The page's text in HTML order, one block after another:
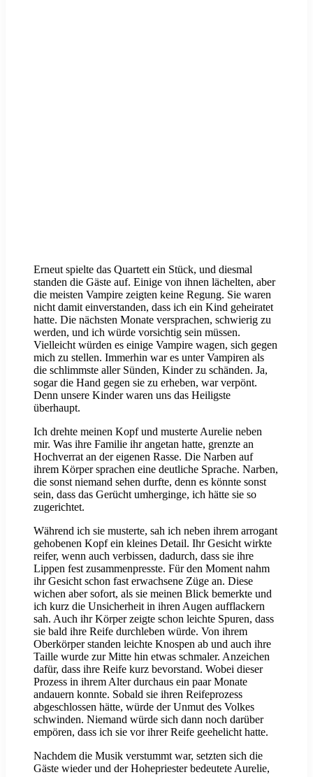
Erneut spielte das Quartett ein Stück, und diesmal
standen die Gäste auf. Einige von ihnen lächelten, aber
die meisten Vampire zeigten keine Regung. Sie waren
nicht damit einverstanden, dass ich ein Kind geheiratet
hatte. Die nächsten Monate versprachen, schwierig zu
werden, und ich würde vorsichtig sein müssen.
Vielleicht würden es einige Vampire wagen, sich gegen
mich zu stellen. Immerhin war es unter Vampiren als
die schlimmste aller Sünden, Kinder zu schänden. Ja,
sogar die Hand gegen sie zu erheben, war verpönt.
Denn unsere Kinder waren uns das Heiligste
überhaupt.
Ich drehte meinen Kopf und musterte Aurelie neben
mir. Was ihre Familie ihr angetan hatte, grenzte an
Hochverrat an der eigenen Rasse. Die Narben auf
ihrem Körper sprachen eine deutliche Sprache. Narben,
die sonst niemand sehen durfte, denn es könnte sonst
sein, dass das Gerücht umherginge, ich hätte sie so
zugerichtet.
Während ich sie musterte, sah ich neben ihrem arrogant
gehobenen Kopf ein kleines Detail. Ihr Gesicht wirkte
reifer, wenn auch verbissen, dadurch, dass sie ihre
Lippen fest zusammenpresste. Für den Moment nahm
ihr Gesicht schon fast erwachsene Züge an. Diese
wichen aber sofort, als sie meinen Blick bemerkte und
ich kurz die Unsicherheit in ihren Augen aufflackern
sah. Auch ihr Körper zeigte schon leichte Spuren, dass
sie bald ihre Reife durchleben würde. Von ihrem
Oberkörper standen leichte Knospen ab und auch ihre
Taille wurde zur Mitte hin etwas schmaler. Anzeichen
dafür, dass ihre Reife kurz bevorstand. Wobei dieser
Prozess in ihrem Alter durchaus ein paar Monate
andauern konnte. Sobald sie ihren Reifeprozess
abgeschlossen hätte, würde der Unmut des Volkes
schwinden. Niemand würde sich dann noch darüber
empören, dass ich sie vor ihrer Reife geehelicht hatte.
Nachdem die Musik verstummt war, setzten sich die
Gäste wieder und der Hohepriester bedeutete Aurelie,